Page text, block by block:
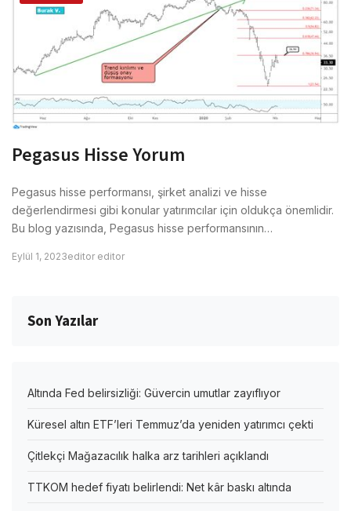
Pegasus Hisse Yorum
Pegasus hisse performansı, şirket analizi ve hisse
değerlendirmesi gibi konular yatırımcılar için oldukça önemlidir.
Bu blog yazısında, Pegasus hisse performansının…
Eylül 1, 2023editor editor
Son Yazılar
Altında Fed belirsizliği: Güvercin umutlar zayıflıyor
Küresel altın ETF’leri Temmuz’da yeniden yatırımcı çekti
Çitlekçi Mağazacılık halka arz tarihleri açıklandı
TTKOM hedef fiyatı belirlendi: Net kâr baskı altında